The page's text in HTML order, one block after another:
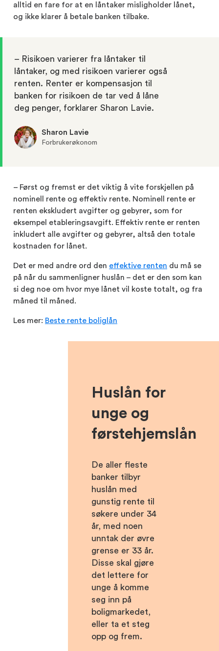
alltid en fare for at en låntaker misligholder lånet,
og ikke klarer å betale banken tilbake.
– Risikoen varierer fra låntaker til
låntaker, og med risikoen varierer også
renten. Renter er kompensasjon til
banken for risikoen de tar ved å låne
deg penger, forklarer Sharon Lavie.
Sharon Lavie
Forbrukerøkonom
– Først og fremst er det viktig å vite forskjellen på
nominell rente og effektiv rente. Nominell rente er
renten ekskludert avgifter og gebyrer, som for
eksempel etableringsavgift. Effektiv rente er renten
inkludert alle avgifter og gebyrer, altså den totale
kostnaden for lånet.
Det er med andre ord den effektive renten du må se
på når du sammenligner huslån – det er den som kan
si deg noe om hvor mye lånet vil koste totalt, og fra
måned til måned.
Les mer: Beste rente boliglån
Huslån for
unge og
førstehjemslån
De aller fleste
banker tilbyr
huslån med
gunstig rente til
søkere under 34
år, med noen
unntak der øvre
grense er 33 år.
Disse skal gjøre
det lettere for
unge å komme
seg inn på
boligmarkedet,
eller ta et steg
opp og frem.